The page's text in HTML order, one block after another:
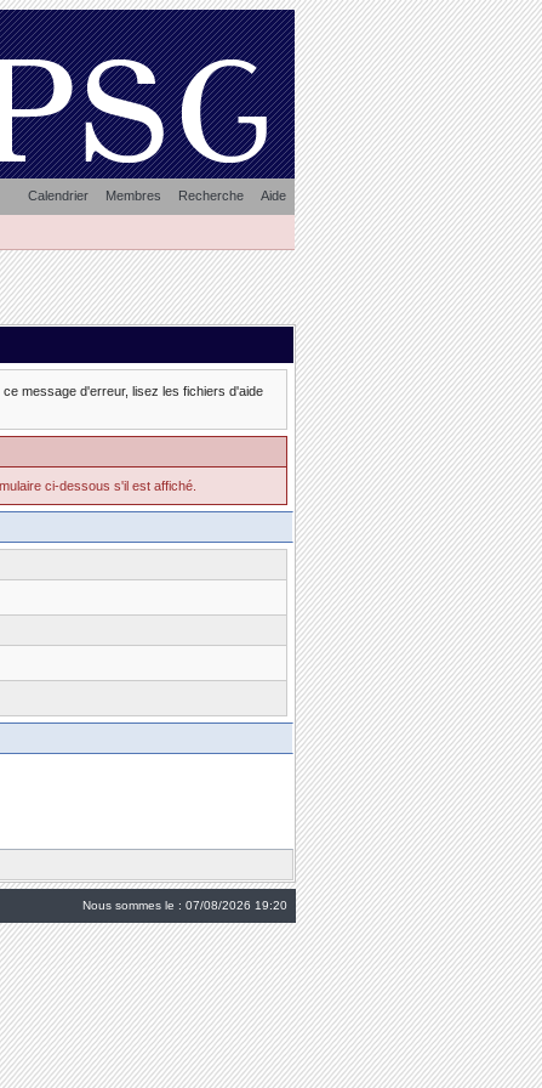
Aide
Recherche
Membres
Calendrier
message d'erreur, lisez les fichiers d'aide
ci-dessous s'il est affiché.
Nous sommes le : 07/08/2026 19:20